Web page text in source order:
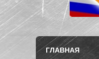
ГЛАВНАЯ